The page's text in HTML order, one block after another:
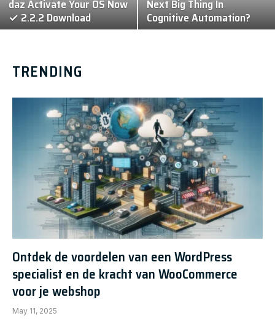
daz Activate Your OS Now
✓ 2.2.2 Download
Next Big Thing In
Cognitive Automation?
TRENDING
Ontdek de voordelen van een WordPress
specialist en de kracht van WooCommerce
voor je webshop
May 11, 2025